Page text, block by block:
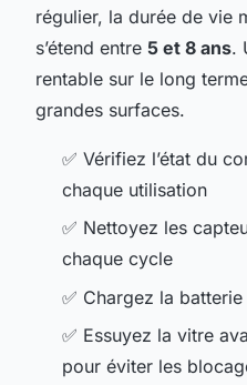
régulier, la durée de vie
s’étend entre 5 et 8 ans.
rentable sur le long
grandes surfaces.
✅ Vérifiez l’état du
chaque utilisation
✅ Nettoyez les
chaque cycle
✅ Chargez la
✅ Essuyez la vitre
pour éviter les